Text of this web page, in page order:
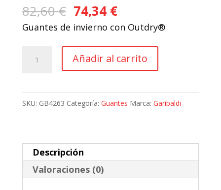
82,60€ El
precio
era:
82,60 €.
74,34 €El
precio
es:
74,34 €.
Guantes de invierno con Outdry®
cantidad
Añadir al carrito
SKU: GB4263 Categoría: Guantes Marca: Garibaldi
Descripción
Valoraciones (0)